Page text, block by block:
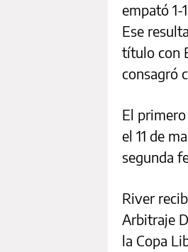
empató 1-
Ese
título con
consagró
El
el 11 de
segunda
River
Arbitraje
la Copa